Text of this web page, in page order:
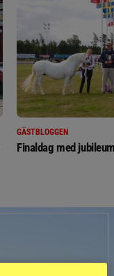
GÄSTBLOGGEN
Finaldag med